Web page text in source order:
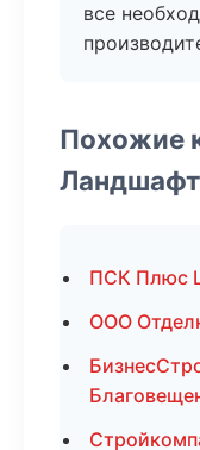
все
Похожие
ПСК Плюс
ООО